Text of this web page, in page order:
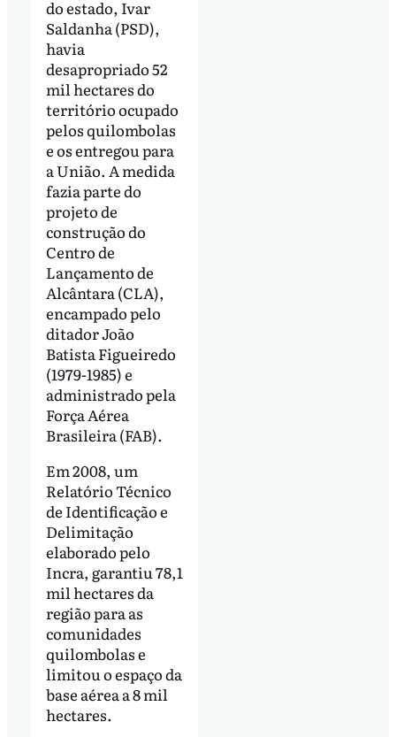
do estado, Ivar
Saldanha (PSD),
havia
desapropriado 52
mil hectares do
território ocupado
pelos quilombolas
e os entregou para
a União. A medida
fazia parte do
projeto de
construção do
Centro de
Lançamento de
Alcântara (CLA),
encampado pelo
ditador João
Batista Figueiredo
(1979-1985) e
administrado pela
Força Aérea
Brasileira (FAB).
Em 2008, um
Relatório Técnico
de Identificação e
Delimitação
elaborado pelo
Incra, garantiu 78,1
mil hectares da
região para as
comunidades
quilombolas e
limitou o espaço da
base aérea a 8 mil
hectares.